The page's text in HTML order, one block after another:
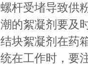
螺杆受堵导致供
潮的絮凝剂要及
结块絮凝剂在药
统在工作时，要